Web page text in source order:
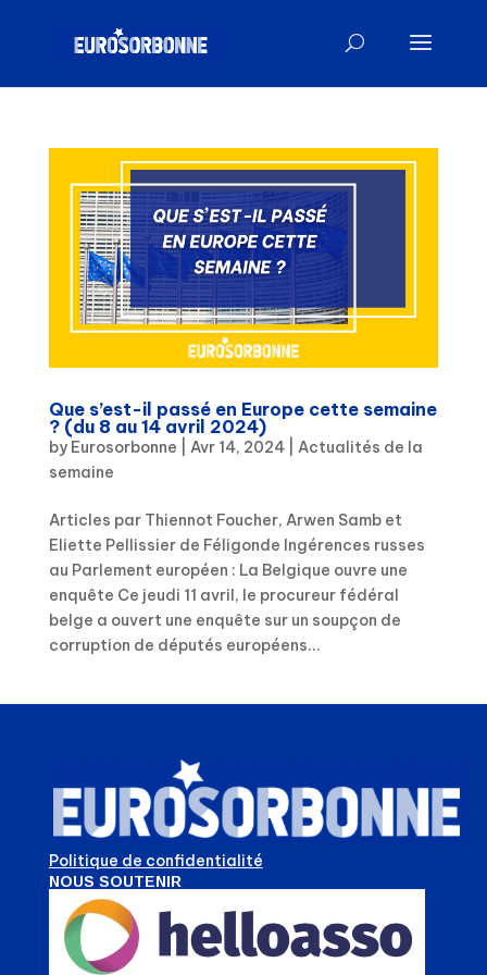
Que s’est-il passé en Europe cette semaine
? (du 8 au 14 avril 2024)
by Eurosorbonne Avr 14, 2024| Actualités de la
semaine
Articles par Thiennot Foucher, Arwen Samb et
Eliette Pellissier de Féligonde Ingérences russes
au Parlement européen : La Belgique ouvre une
enquête Ce jeudi 11 avril, le procureur fédéral
belge a ouvert une enquête sur un soupçon de
corruption de députés européens...
Politique de confidentialité
NOUS SOUTENIR